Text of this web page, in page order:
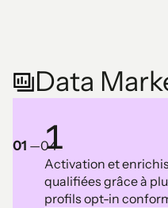
01 —04
Data
1
Activation et
qualifiées grâce à
profils opt-in